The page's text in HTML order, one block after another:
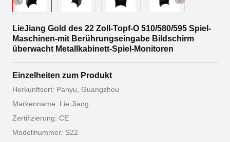
LieJiang Gold des 22 Zoll-Topf-O 510/580/595 Spiel-
Maschinen-mit Berührungseingabe Bildschirm
überwacht Metallkabinett-Spiel-Monitoren
Einzelheiten zum Produkt
Herkunftsort: Panyu, Guangzhou
Markenname: Lie Jiang
Zertifizierung: CE
Modellnummer: S22